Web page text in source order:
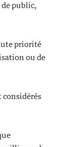
de public,
priorité
ou de
considérés